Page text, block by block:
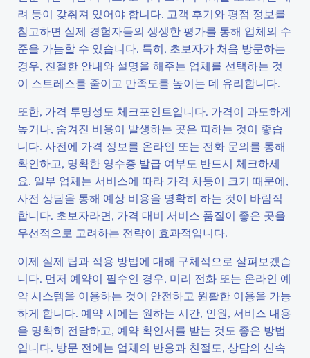
려 등이 갖춰져 있어야 합니다. 고객 후기와 평점 정보를
참고하면 실제 경험자들의 생생한 평가를 통해 업체의 수
준을 가늠할 수 있습니다. 특히, 초보자가 처음 방문하는
경우, 친절한 안내와 설명을 해주는 업체를 선택하는 것
이 스트레스를 줄이고 만족도를 높이는 데 유리합니다.
또한, 가격 투명성도 체크포인트입니다. 가격이 과도하게
높거나, 숨겨진 비용이 발생하는 곳은 피하는 것이 좋습
니다. 사전에 가격 정보를 온라인 또는 전화 문의를 통해
확인하고, 명확한 영수증 발급 여부도 반드시 체크하세
요. 일부 업체는 서비스에 따라 가격 차등이 크기 때문에,
사전 상담을 통해 예상 비용을 명확히 하는 것이 바람직
합니다. 초보자라면, 가격 대비 서비스 품질이 좋은 곳을
우선적으로 고려하는 전략이 효과적입니다.
이제 실제 팁과 적용 방법에 대해 구체적으로 살펴보겠습
니다. 먼저 예약이 필수인 경우, 미리 전화 또는 온라인 예
약 시스템을 이용하는 것이 안전하고 원활한 이용을 가능
하게 합니다. 예약 시에는 원하는 시간, 인원, 서비스 내용
을 명확히 전달하고, 예약 확인서를 받는 것도 좋은 방법
입니다. 방문 전에는 업체의 반응과 친절도, 상담의 신속